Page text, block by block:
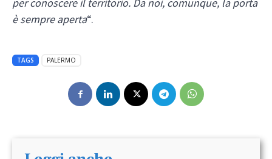
è sempre aperta“.
TAGS PALERMO